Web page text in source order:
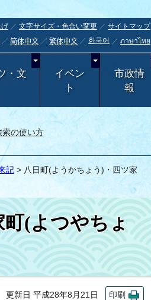
文字サイズ・色合い変更
サイトマップ
简体中文 繁体中文 한국어 ภาษาไทย
・文
イベン
ト
市政情
報
索の使い方
記> 八日町(ようかちょう)・四ツ家
(よつやちょ
更新日 平成28年8月21日 印刷